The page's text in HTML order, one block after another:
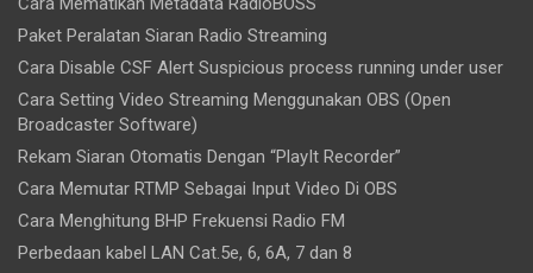
Paket Peralatan Siaran Radio Streaming
Cara Disable CSF Alert Suspicious process running under user
Cara Setting Video Streaming Menggunakan OBS (Open
Broadcaster Software)
Rekam Siaran Otomatis Dengan “PlayIt Recorder”
Cara Memutar RTMP Sebagai Input Video Di OBS
Cara Menghitung BHP Frekuensi Radio FM
Perbedaan kabel LAN Cat.5e, 6, 6A, 7 dan 8